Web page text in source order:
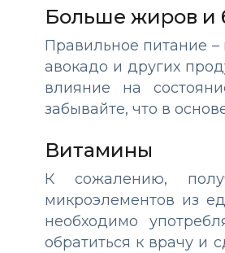
Больше жиров и
Правильное питание
авокадо и других
влияние на
забывайте, что в
Витамины
К сожалению,
микроэлементов из
необходимо
обратиться к врачу и